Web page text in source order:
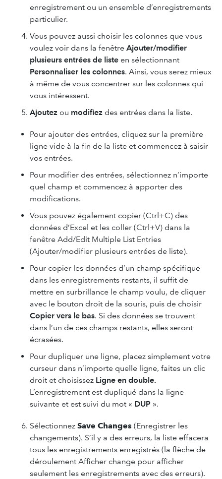
enregistrement ou un ensemble d’enregistrements
particulier.
Vous pouvez aussi choisir les colonnes que vous
voulez voir dans la fenêtre Ajouter/modifier
plusieurs entrées de liste en sélectionnant
Personnaliser les colonnes. Ainsi, vous serez mieux
à même de vous concentrer sur les colonnes qui
vous intéressent.
Ajoutez ou modifiez des entrées dans la liste.
Pour ajouter des entrées, cliquez sur la première
ligne vide à la fin de la liste et commencez à saisir
vos entrées.
Pour modifier des entrées, sélectionnez n’importe
quel champ et commencez à apporter des
modifications.
Vous pouvez également copier (Ctrl+C) des
données d’Excel et les coller (Ctrl+V) dans la
fenêtre Add/Edit Multiple List Entries
(Ajouter/modifier plusieurs entrées de liste).
Pour copier les données d’un champ spécifique
dans les enregistrements restants, il suffit de
mettre en surbrillance le champ voulu, de cliquer
avec le bouton droit de la souris, puis de choisir
Copier vers le bas. Si des données se trouvent
dans l’un de ces champs restants, elles seront
écrasées.
Pour dupliquer une ligne, placez simplement votre
curseur dans n’importe quelle ligne, faites un clic
droit et choisissez Ligne en double.
L’enregistrement est dupliqué dans la ligne
suivante et est suivi du mot « DUP ».
Sélectionnez Save Changes (Enregistrer les
changements). S’il y a des erreurs, la liste effacera
tous les enregistrements enregistrés (la flèche de
déroulement Afficher change pour afficher
seulement les enregistrements avec des erreurs).